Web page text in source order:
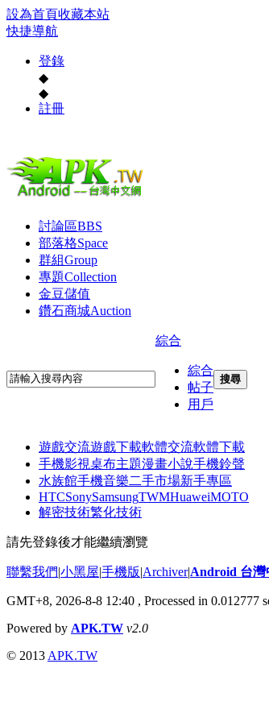
設為首頁收藏本站
快捷導航
登錄
◆
◆
註冊
討論區BBS
部落格Space
群組Group
專題Collection
金豆儲值
鑽石商城Auction
綜合
綜合
帖子
用戶
搜尋
遊戲交流遊戲下載軟體交流軟體下載
手機影視桌布主題漫畫小說手機鈴聲
水族館手機音樂二手市場新手專區
HTCSonySamsungTWMHuaweiMOTO
解密技術繁化技術
請先登錄後才能繼續瀏覽
聯繫我們|小黑屋|手機版|Archiver|Android 台灣
GMT+8, 2026-8-8 12:40 , Processed in 0.012777
Powered by APK.TW v2.0
© 2013 APK.TW